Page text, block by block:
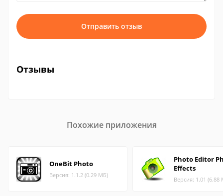
Отправить отзыв
Отзывы
Похожие приложения
OneBit Photo
Версия: 1.1.2 (0.29 МБ)
Photo Editor
Effects
Версия: 1.01 (6.88